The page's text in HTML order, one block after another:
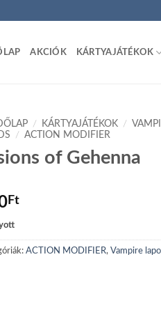
AKCIÓK KÁRTYAJÁTÉKOK
/ KÁRTYAJÁTÉKOK /
/ ACTION MODIFIER
of Gehenna
Ft
ACTION MODIFIER, Vampire